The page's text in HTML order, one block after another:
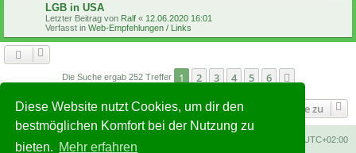
Diese Website nutzt Cookies, um dir den
bestmöglichen Komfort bei der Nutzung zu
bieten. Mehr erfahren
LGB in USA
Letzter Beitrag von Ralf « 12.06.2020 16:01
Verfasst in Web-Empfehlungen / Links
Die Suche ergab 252 Treffer 1 2 3 4 5 6
Gehe zu
UTC+02:00